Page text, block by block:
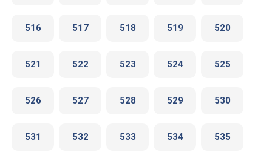
516 517 518 519 520
521 522 523 524 525
526 527 528 529 530
531 532 533 534 535